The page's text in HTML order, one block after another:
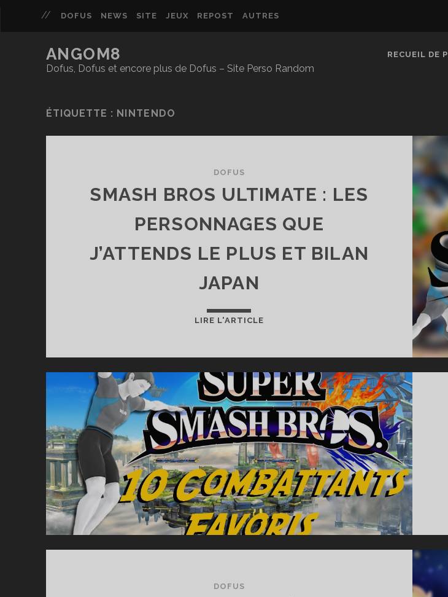
DOFUS NEWS SITE JEUX REPOST AUTRES
ANGOM8
Dofus, Dofus et encore plus de Dofus – Site Perso Random
RECUEIL DE
ÉTIQUETTE : NINTENDO
DOFUS
SMASH BROS ULTIMATE : LES
PERSONNAGES QUE
J’ATTENDS LE PLUS ET BILAN
JAPAN
LIRE L'ARTICLE
LES
PERSONNAGES
QUE
J’ATTENDS
LE
PLUS
ET
BILAN
JAPAN
DOFUS